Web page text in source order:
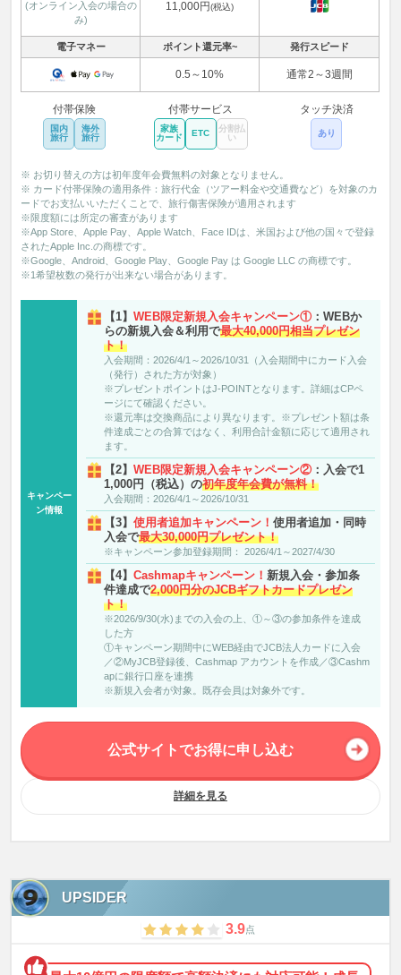
(オンライン入会の場合の
み)
11,000円(税込)
電子マネー ポイント還元率~ 発行スピード
0.5～10% 通常2～3週間
付帯保険
国内
旅行
海外
旅行
付帯サービス
家族
カード
ETC
分割払
い
タッチ決済
あり
※ お切り替えの方は初年度年会費無料の対象となりません。
※ カード付帯保険の適用条件：旅行代金（ツアー料金や交通費など）を対象のカ
ードでお支払いいただくことで、旅行傷害保険が適用されます
※限度額には所定の審査があります
※App Store、Apple Pay、Apple Watch、Face IDは、米国および他の国々で登録
されたApple Inc.の商標です。
※Google、Android、Google Play、Google Pay は Google LLC の商標です。
※1希望枚数の発行が出来ない場合があります。
キャンペー
ン情報
【1】WEB限定新規入会キャンペーン① ：WEBか
らの新規入会＆利用で最大40,000円相当プレゼン
ト！
入会期間：2026/4/1～2026/10/31（入会期間中にカード入会
（発行）された方が対象）
※プレゼントポイントはJ-POINTとなります。詳細はCPペ
ージにて確認ください。
※還元率は交換商品により異なります。※プレゼント額は条
件達成ごとの合算ではなく、利用合計金額に応じて適用され
ます。
【2】WEB限定新規入会キャンペーン② ：入会で1
1,000円（税込）の初年度年会費が無料！
入会期間：2026/4/1～2026/10/31
【3】使用者追加キャンペーン！使用者追加・同時
入会で最大30,000円プレゼント！
※キャンペーン参加登録期間： 2026/4/1～2027/4/30
【4】Cashmapキャンペーン！新規入会・参加条
件達成で2,000円分のJCBギフトカードプレゼン
ト！
※2026/9/30(水)までの入会の上、①～③の参加条件を達成
した方
①キャンペーン期間中にWEB経由でJCB法人カードに入会
／②MyJCB登録後、Cashmap アカウントを作成／③Cashm
apに銀行口座を連携
※新規入会者が対象。既存会員は対象外です。
公式サイトでお得に申し込む
詳細を見る
UPSIDER
3.9点